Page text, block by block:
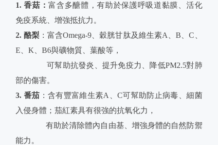
1. 香菇：富含多醣體，有助於保護呼吸道黏膜、活化
免疫系統、增強抵抗力。
2. 酪梨：富含Omega-9、穀胱甘肽及維生素A、B、C、
E、K、B6與礦物質、葉酸等，
可幫助抗發炎、提升免疫力、降低PM2.5對肺
部的傷害。
3. 番茄 ：含有豐富維生素A、C可幫助防止病毒、細菌
入侵身體；茄紅素具有很強的抗氧化力，
有助於清除體內自由基、增強身體的自然防禦
能力。